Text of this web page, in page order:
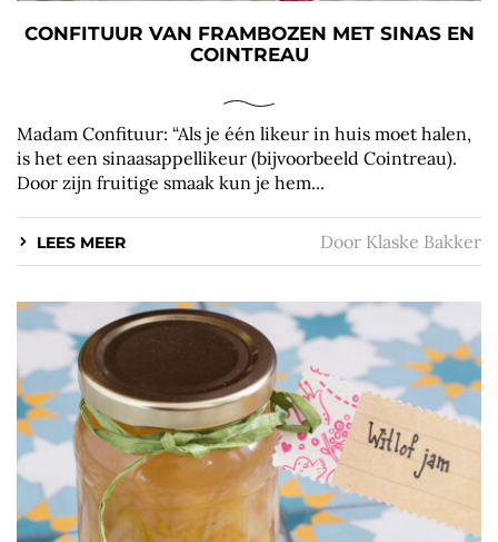
CONFITUUR VAN FRAMBOZEN MET SINAS EN
COINTREAU
Madam Confituur: “Als je één likeur in huis moet halen,
is het een sinaasappellikeur (bijvoorbeeld Cointreau).
Door zijn fruitige smaak kun je hem...
LEES MEER Door Klaske Bakker